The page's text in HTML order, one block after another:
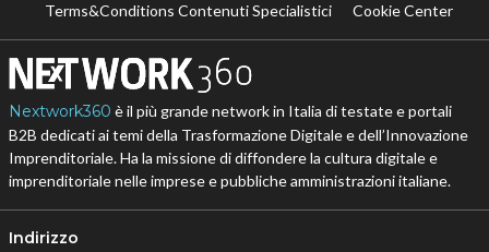
Terms&Conditions Contenuti Specialistici
Cookie Center
Nextwork360 è il più grande network in Italia di testate e portali
B2B dedicati ai temi della Trasformazione Digitale e dell’Innovazione
Imprenditoriale. Ha la missione di diffondere la cultura digitale e
imprenditoriale nelle imprese e pubbliche amministrazioni italiane.
Indirizzo